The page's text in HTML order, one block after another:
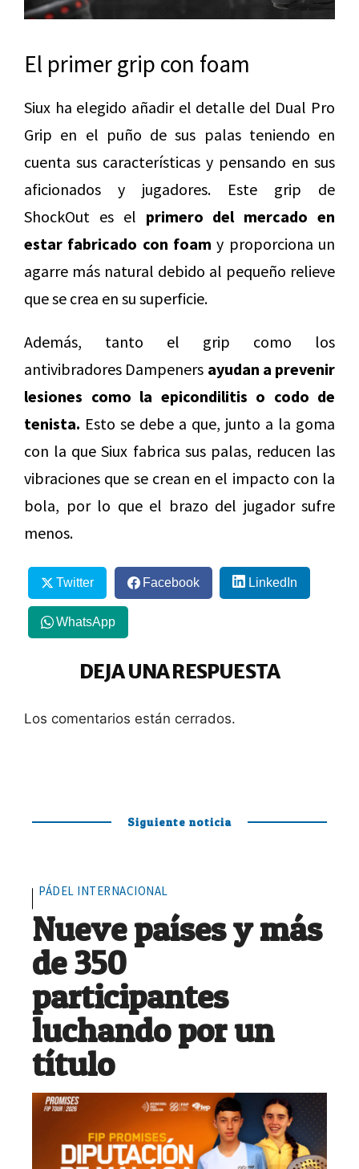
El primer grip con foam
Siux ha elegido añadir el detalle del Dual Pro
Grip en el puño de sus palas teniendo en
cuenta sus características y pensando en sus
aficionados y jugadores. Este grip de
ShockOut es el primero del mercado en
estar fabricado con foam y proporciona un
agarre más natural debido al pequeño relieve
que se crea en su superficie.
Además, tanto el grip como los
antivibradores Dampeners ayudan a prevenir
lesiones como la epicondilitis o codo de
tenista. Esto se debe a que, junto a la goma
con la que Siux fabrica sus palas, reducen las
vibraciones que se crean en el impacto con la
bola, por lo que el brazo del jugador sufre
menos.
Twitter Facebook LinkedIn
WhatsApp
DEJA UNA RESPUESTA
Los comentarios están cerrados.
Siguiente noticia
PÁDEL INTERNACIONAL
Nueve países y más
de 350
participantes
luchando por un
título